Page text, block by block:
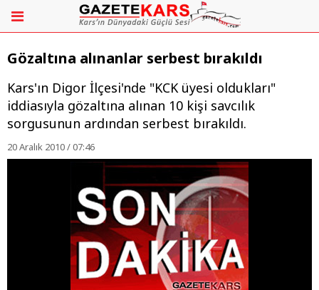
Gözaltına alınanlar serbest bırakıldı
Kars'ın Digor İlçesi'nde "KCK üyesi oldukları"
iddiasıyla gözaltına alınan 10 kişi savcılık
sorgusunun ardından serbest bırakıldı.
20 Aralık 2010 / 07:46